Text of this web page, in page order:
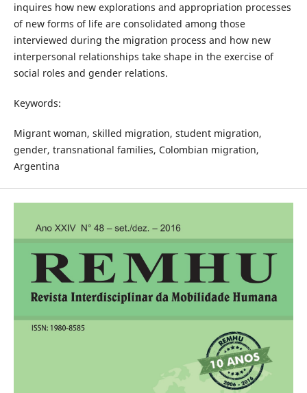
inquires how new explorations and appropriation processes
of new forms of life are consolidated among those
interviewed during the migration process and how new
interpersonal relationships take shape in the exercise of
social roles and gender relations.
Keywords:
Migrant woman, skilled migration, student migration,
gender, transnational families, Colombian migration,
Argentina